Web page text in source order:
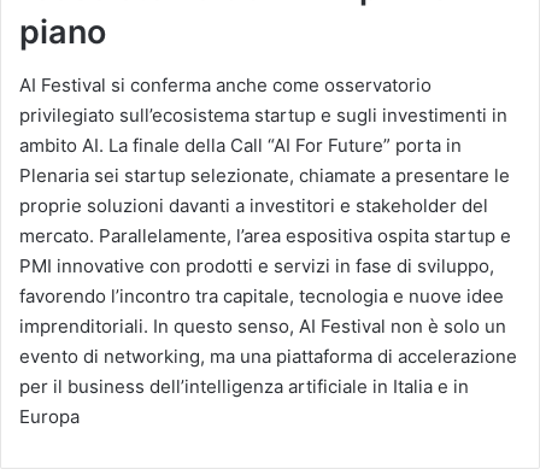
piano
AI Festival si conferma anche come osservatorio
privilegiato sull’ecosistema startup e sugli investimenti in
ambito AI. La finale della Call “AI For Future” porta in
Plenaria sei startup selezionate, chiamate a presentare le
proprie soluzioni davanti a investitori e stakeholder del
mercato. Parallelamente, l’area espositiva ospita startup e
PMI innovative con prodotti e servizi in fase di sviluppo,
favorendo l’incontro tra capitale, tecnologia e nuove idee
imprenditoriali. In questo senso, AI Festival non è solo un
evento di networking, ma una piattaforma di accelerazione
per il business dell’intelligenza artificiale in Italia e in
Europa